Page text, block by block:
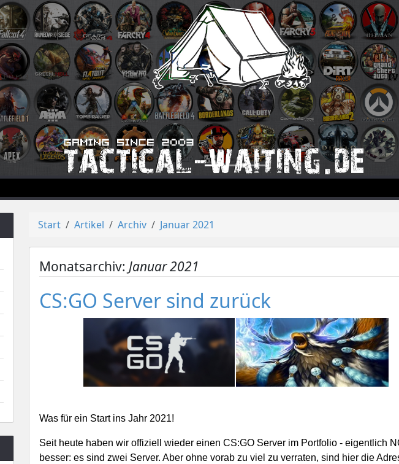
Start Artikel Archiv Januar 2021
Monatsarchiv:Januar 2021
CS:GO Server sind zurück
Was für ein Start ins Jahr 2021!
Seit heute haben wir offiziell wieder einen CS:GO Server im Portfolio - eigentlich
besser: es sind zwei Server. Aber ohne vorab zu viel zu verraten, sind hier die